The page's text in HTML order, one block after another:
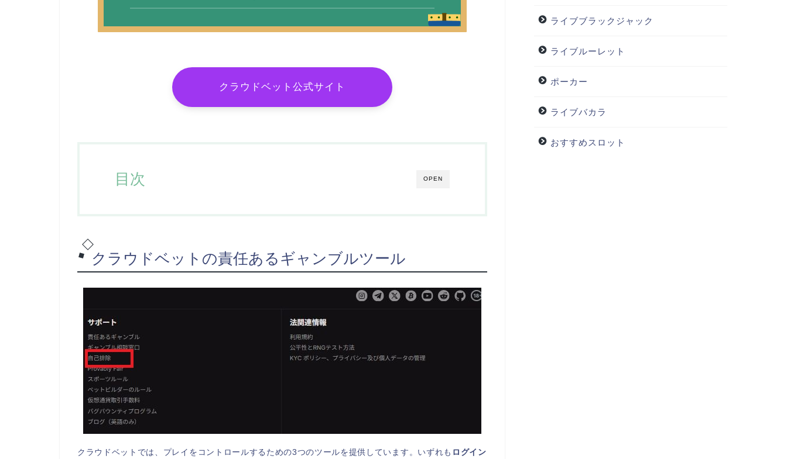
クラウドベット公式サイト
OPEN
目次
クラウドベットの責任あるギャンブルツール
クラウドベットでは、プレイをコントロールするための3つのツールを提供しています。いずれも ログイン
ライブブラックジャック
ライブルーレット
ポーカー
ライブバカラ
おすすめスロット